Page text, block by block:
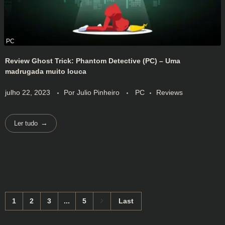
Review Ghost Trick: Phantom Detective (PC) – Uma
madrugada muito louca
julho 22, 2023 Por Julio Pinheiro PC Reviews
Ler tudo
1 2 3 ... 5 Last